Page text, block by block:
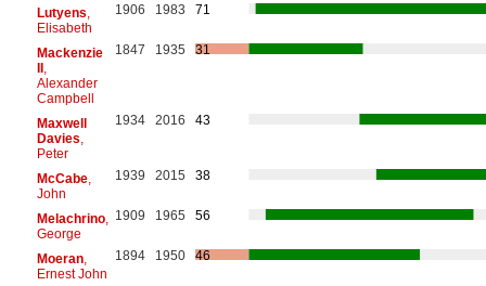
Lutyens
Elisabeth
1906 1983 71
Mackenzie
II,
Alexander
Campbell
1847 1935 31
Maxwell
Davies
Peter
1934 2016 43
McCabe,
John
1939 2015 38
Melachrino,
George
1909 1965 56
Moeran,
Ernest John
1894 1950 46